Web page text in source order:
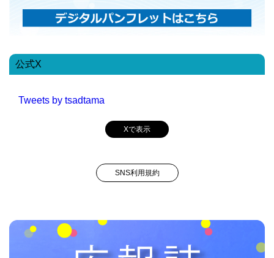
公式X
Tweets by tsadtama
Xで表示
SNS利用規約